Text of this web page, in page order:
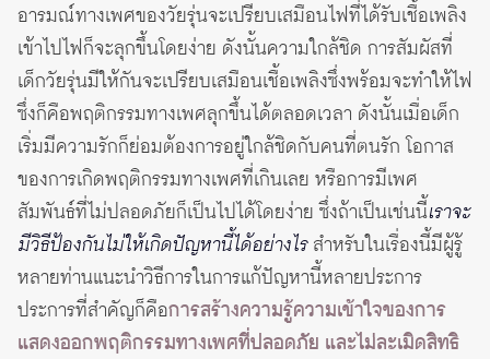
อารมณ์ทางเพศของวัยรุ่นจะเปรียบเสมือนไฟที่ได้รับเชื้อเพลิง
เข้าไปไฟก็จะลุกขึ้นโดยง่าย ดังนั้นความใกล้ชิด การสัมผัสที่
เด็กวัยรุ่นมีให้กันจะเปรียบเสมือนเชื้อเพลิงซึ่งพร้อมจะทำให้ไฟ
ซึ่งก็คือพฤติกรรมทางเพศลุกขึ้นได้ตลอดเวลา ดังนั้นเมื่อเด็ก
เริ่มมีความรักก็ย่อมต้องการอยู่ใกล้ชิดกับคนที่ตนรัก โอกาส
ของการเกิดพฤติกรรมทางเพศที่เกินเลย หรือการมีเพศ
สัมพันธ์ที่ไม่ปลอดภัยก็เป็นไปได้โดยง่าย ซึ่งถ้าเป็นเช่นนี้เราจะ
มีวิธีป้องกันไม่ให้เกิดปัญหานี้ได้อย่างไร สำหรับในเรื่องนี้มีผู้รู้
หลายท่านแนะนำวิธีการในการแก้ปัญหานี้หลายประการ
ประการที่สำคัญก็คือการสร้างความรู้ความเข้าใจของการ
แสดงออกพฤติกรรมทางเพศที่ปลอดภัย และไม่ละเมิดสิทธิ